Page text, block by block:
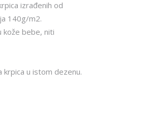
izrađenih od
140g/m2.
kože bebe, niti
u istom dezenu.